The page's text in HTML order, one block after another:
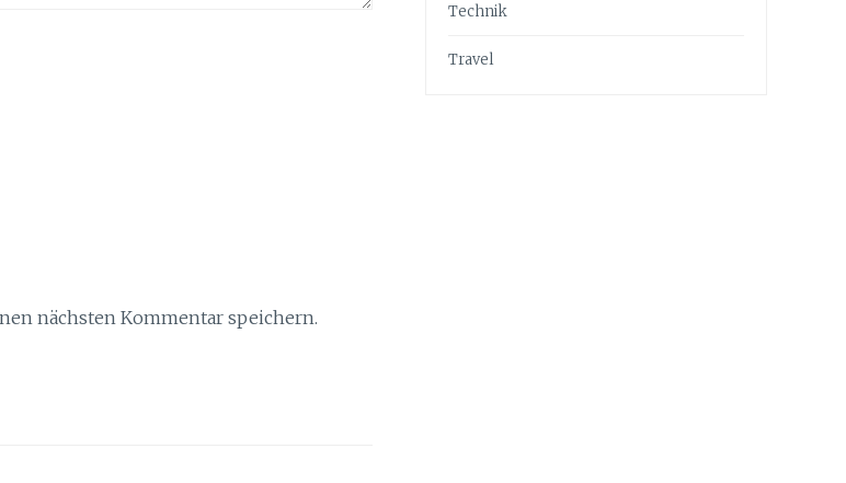
nächsten Kommentar speichern.
Technik
Travel